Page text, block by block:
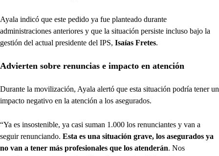
Ayala indicó que este pedido ya fue planteado durante
administraciones anteriores y que la situación persiste incluso bajo la
gestión del actual presidente del IPS, Isaías Fretes.
Advierten sobre renuncias e impacto en atención
Durante la movilización, Ayala alertó que esta situación podría tener un
impacto negativo en la atención a los asegurados.
“Ya es insostenible, ya casi suman 1.000 los renunciantes y van a
seguir renunciando. Esta es una situación grave, los asegurados ya
no van a tener más profesionales que los atenderán. Nos